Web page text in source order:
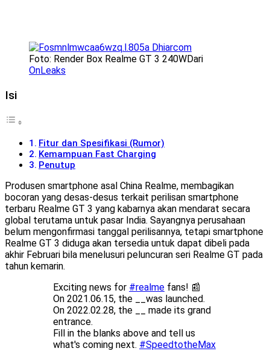
Foto: Render Box Realme GT 3 240WDari
OnLeaks
Isi
Fitur dan Spesifikasi (Rumor)
Kemampuan Fast Charging
Penutup
Produsen smartphone asal China Realme, membagikan
bocoran yang desas-desus terkait perilisan smartphone
terbaru Realme GT 3 yang kabarnya akan mendarat secara
global terutama untuk pasar India. Sayangnya perusahaan
belum mengonfirmasi tanggal perilisannya, tetapi smartphone
Realme GT 3 diduga akan tersedia untuk dapat dibeli pada
akhir Februari bila menelusuri peluncuran seri Realme GT pada
tahun kemarin.
Exciting news for #realme fans! 📰
On 2021.06.15, the __was launched.
On 2022.02.28, the __ made its grand
entrance.
Fill in the blanks above and tell us
what's coming next. #SpeedtotheMax